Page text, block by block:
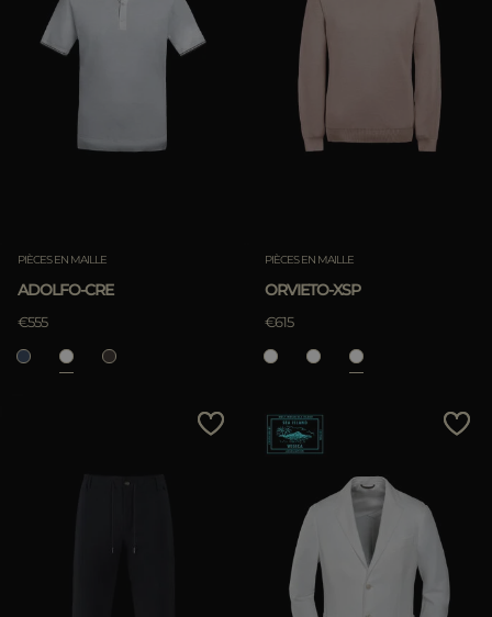
PIÈCES EN MAILLE
ADOLFO-CRE
€555
PIÈCES EN MAILLE
ORVIETO-XSP
€615